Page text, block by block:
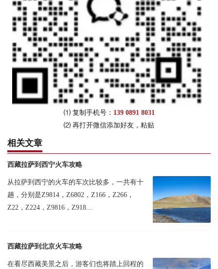
外国乘客可以在12306官网上购买火车票，若无帐号，凭借有效护照
号码进行注册即可。在网上预订火车票之后，再去火车站视窗或代
售点取票。需要注意的是，自动取票机上只能用二代身份证刷卡取
票，凭护照只能办理人工取票。
⑴ 复制手机号： 139 0891 8031
⑵ 再打开微信添加好友，粘贴
相关文章
西藏拉萨到西宁火车攻略
从拉萨到西宁的火车的车次比较多，一共有十
趟，分别是Z9814，Z6802，Z166，Z266，
Z22，Z224，Z9816，Z918...
西藏拉萨到北京火车攻略
在看尽西藏美景之后，游客们也将踏上回程的